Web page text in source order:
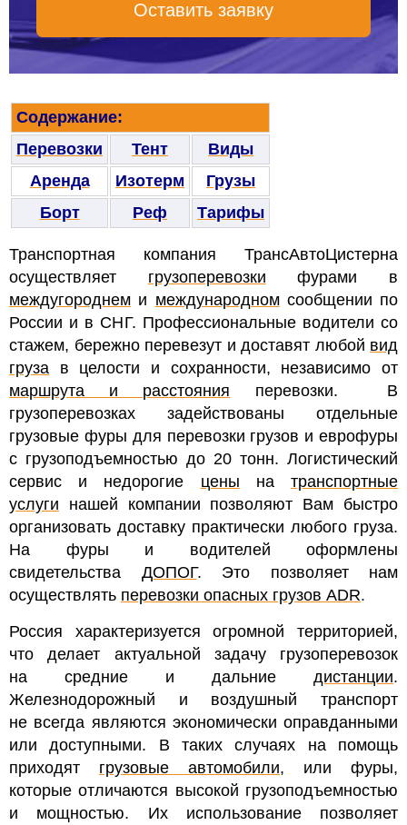
Оставить заявку
Содержание:
Перевозки
Тент
Виды
Аренда
Изотерм
Грузы
Борт
Реф Тарифы
Транспортная компания ТрансАвтоЦистерна
осуществляет грузоперевозки фурами в
междугороднем и международномсообщении по
России и в СНГ. Профессиональные водители со
стажем, бережно перевезут и доставят любой вид
груза в целости и сохранности, независимо от
маршрута и расстояния перевозки. В
грузоперевозках задействованы отдельные
грузовые фуры для перевозки грузов и еврофуры
с грузоподъемностью до 20 тонн. Логистический
сервис и недорогие цены натранспортные
услуги
нашей компании позволяют Вам быстро
организовать доставку практически любого груза.
На фуры и водителей оформлены
свидетельства ДОПОГ. Это позволяет нам
осуществлять перевозки опасных грузов ADR.
Россия характеризуется огромной территорией,
что делает актуальной задачу грузоперевозок
на средние и дальние дистанции.
Железнодорожный и воздушный транспорт
не всегда являются экономически оправданными
или доступными. В таких случаях на помощь
приходят грузовые автомобили, или фуры,
которые отличаются высокой грузоподъемностью
и мощностью. Их использование позволяет